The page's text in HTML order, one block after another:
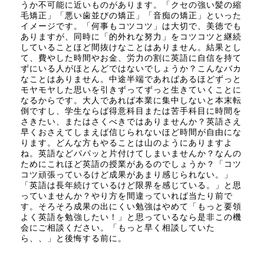
うか不可能に近いものがあります。「クセの強い髪の縮
毛矯正」「悪い歯並びの矯正」「音痴の矯正」といった
イメージです。「何事もコツコツ」は大切で、美徳でも
ありますが、同時に「的外れな努力」をコツコツと継続
していることほど間抜けなことはありません。結果とし
て、費やした時間やお金、労力の割に英語に自信を持て
ずにいる人がほとんどではないでしょうか？こんなバカ
なことはありません。中途半端であればあるほどずっと
モヤモヤした思いを引きずってずっと生きていくことに
なるからです。大人であれば本業に集中しないと本末転
倒ですし、学生ならば得意科目または苦手科目に時間を
さきたい、またはさくべきではありませんか？英語さえ
早くおさえてしまえば信じられないほど時間が自由にな
ります。どんな方もやることは山のようにありますよ
ね。英語などパパッと片付けてしまいませんか？なんの
ためにこれほど英語の授業があるのでしょうか？「コツ
コツ頑張っているけど成果があまり感じられない。」
「英語は長年続けているけど限界を感じている。」と思
っていませんか？やり方を間違っていれば当たり前で
す。そろそろ成果の出にくい勉強はやめて「もっと要領
よく英語を勉強したい！」と思っているなら是非この機
会にご相談ください。「もっと早く相談していた
ら、、」と後悔する前に。